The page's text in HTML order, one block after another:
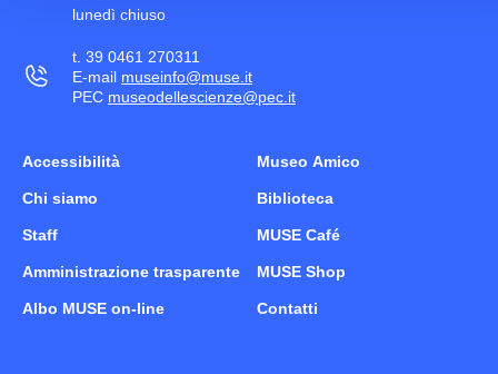
lunedì chiuso
t. 39 0461 270311
E-mail museinfo@muse.it
PEC museodellescienze@pec.it
Accessibilità
Chi siamo
Staff
Amministrazione trasparente
Albo MUSE on-line
Museo Amico
Biblioteca
MUSE Café
MUSE Shop
Contatti